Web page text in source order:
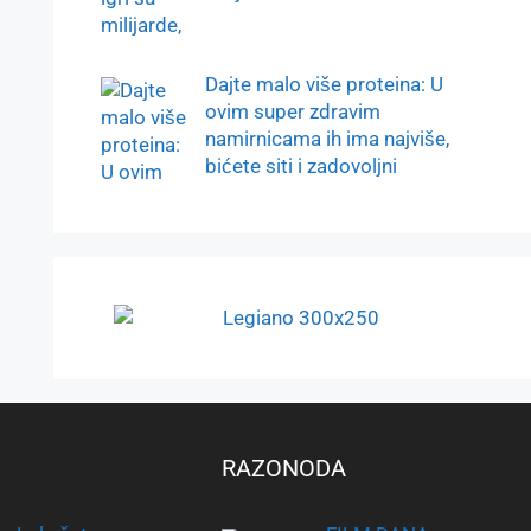
Dajte malo više proteina: U
ovim super zdravim
namirnicama ih ima najviše,
bićete siti i zadovoljni
RAZONODA